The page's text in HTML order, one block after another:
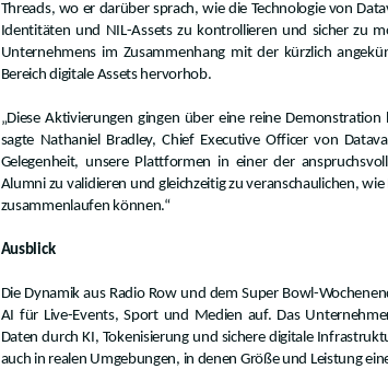
Threads, wo er darüber sprach, wie die Technologie von
Identitäten und NIL-Assets zu kontrollieren und sicher zu
Unternehmens im Zusammenhang mit der kürzlich
Bereich digitale Assets hervorhob.
„Diese Aktivierungen gingen über eine reine
sagte Nathaniel Bradley, Chief Executive Officer von
Gelegenheit, unsere Plattformen in einer der
Alumni zu validieren und gleichzeitig zu veranschaulichen,
zusammenlaufen können.“
Ausblick
Die Dynamik aus Radio Row und dem Super Bowl-
AI für Live-Events, Sport und Medien auf. Das
Daten durch KI, Tokenisierung und sichere digitale
auch in realen Umgebungen, in denen Größe und Leistung